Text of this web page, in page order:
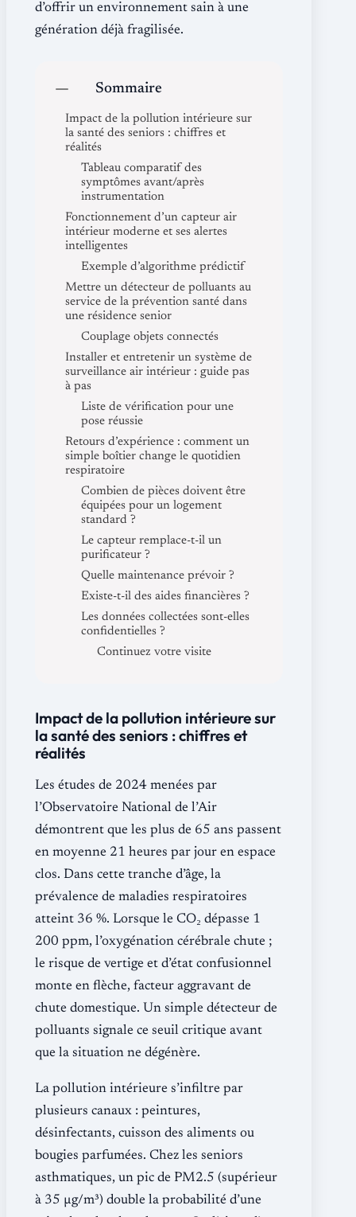
d’offrir un environnement sain à une
génération déjà fragilisée.
Sommaire
Impact de la pollution intérieure sur
la santé des seniors : chiffres et
réalités
Tableau comparatif des
symptômes avant/après
instrumentation
Fonctionnement d’un capteur air
intérieur moderne et ses alertes
intelligentes
Exemple d’algorithme prédictif
Mettre un détecteur de polluants au
service de la prévention santé dans
une résidence senior
Couplage objets connectés
Installer et entretenir un système de
surveillance air intérieur : guide pas
à pas
Liste de vérification pour une
pose réussie
Retours d’expérience : comment un
simple boîtier change le quotidien
respiratoire
Combien de pièces doivent être
équipées pour un logement
standard ?
Le capteur remplace-t-il un
purificateur ?
Quelle maintenance prévoir ?
Existe-t-il des aides financières ?
Les données collectées sont-elles
confidentielles ?
Continuez votre visite
Impact de la pollution intérieure sur
la santé des seniors : chiffres et
réalités
Les études de 2024 menées par
l’Observatoire National de l’Air
démontrent que les plus de 65 ans passent
en moyenne 21 heures par jour en espace
clos. Dans cette tranche d’âge, la
prévalence de maladies respiratoires
atteint 36 %. Lorsque le CO₂ dépasse 1
200 ppm, l’oxygénation cérébrale chute ;
le risque de vertige et d’état confusionnel
monte en flèche, facteur aggravant de
chute domestique. Un simple détecteur de
polluants signale ce seuil critique avant
que la situation ne dégénère.
La pollution intérieure s’infiltre par
plusieurs canaux : peintures,
désinfectants, cuisson des aliments ou
bougies parfumées. Chez les seniors
asthmatiques, un pic de PM2.5 (supérieur
à 35 µg/m³) double la probabilité d’une